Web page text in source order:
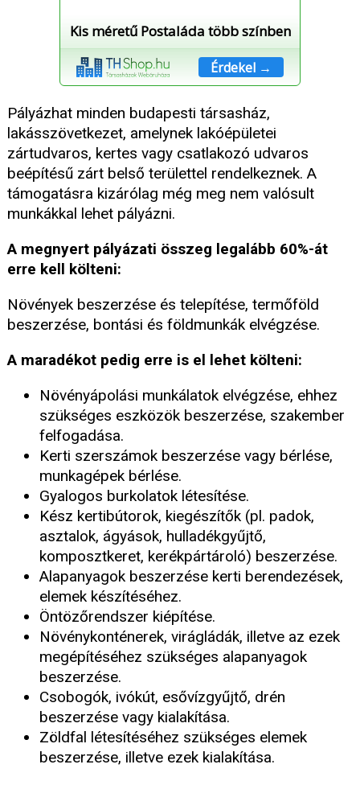
Kis méretű Postaláda több színben
Érdekel →
Pályázhat minden budapesti társasház,
lakásszövetkezet, amelynek lakóépületei
zártudvaros, kertes vagy csatlakozó udvaros
beépítésű zárt belső területtel rendelkeznek. A
támogatásra kizárólag még meg nem valósult
munkákkal lehet pályázni.
A megnyert pályázati összeg legalább 60%-át
erre kell költeni:
Növények beszerzése és telepítése, termőföld
beszerzése, bontási és földmunkák elvégzése.
A maradékot pedig erre is el lehet költeni:
Növényápolási munkálatok elvégzése, ehhez
szükséges eszközök beszerzése, szakember
felfogadása.
Kerti szerszámok beszerzése vagy bérlése,
munkagépek bérlése.
Gyalogos burkolatok létesítése.
Kész kertibútorok, kiegészítők (pl. padok,
asztalok, ágyások, hulladékgyűjtő,
komposztkeret, kerékpártároló) beszerzése.
Alapanyagok beszerzése kerti berendezések,
elemek készítéséhez.
Öntözőrendszer kiépítése.
Növénykonténerek, virágládák, illetve az ezek
megépítéséhez szükséges alapanyagok
beszerzése.
Csobogók, ivókút, esővízgyűjtő, drén
beszerzése vagy kialakítása.
Zöldfal létesítéséhez szükséges elemek
beszerzése, illetve ezek kialakítása.